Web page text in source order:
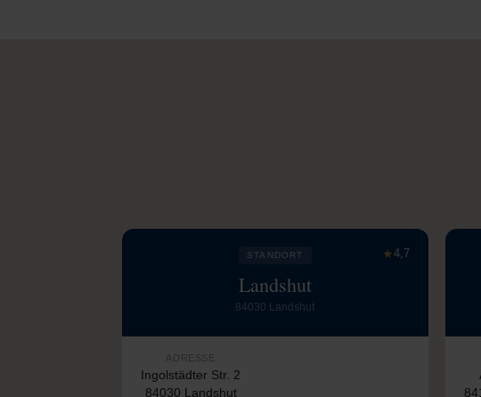
★4,7
STANDORT
Landshut
84030 Landshut
ADRESSE
Ingolstädter Str. 2
84030 Landshut